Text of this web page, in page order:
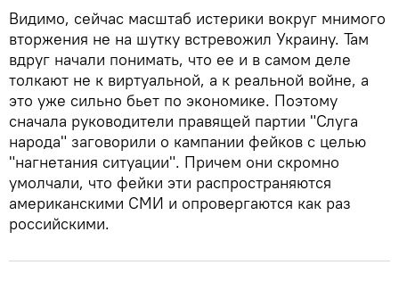
Видимо, сейчас масштаб истерики вокруг мнимого
вторжения не на шутку встревожил Украину. Там
вдруг начали понимать, что ее и в самом деле
толкают не к виртуальной, а к реальной войне, а
это уже сильно бьет по экономике. Поэтому
сначала руководители правящей партии "Слуга
народа" заговорили о кампании фейков с целью
"нагнетания ситуации". Причем они скромно
умолчали, что фейки эти распространяются
американскими СМИ и опровергаются как раз
российскими.